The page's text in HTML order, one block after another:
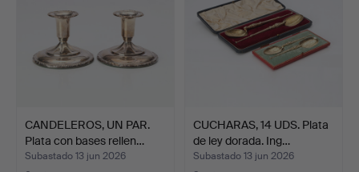
CANDELEROS, UN PAR.
Plata con bases rellen…
Subastado 13 jun 2026
CUCHARAS, 14 UDS. Plata
de ley dorada. Ing…
Subastado 13 jun 2026